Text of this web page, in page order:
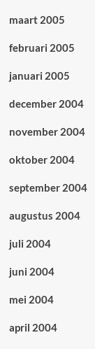
maart 2005
februari 2005
januari 2005
december 2004
november 2004
oktober 2004
september 2004
augustus 2004
juli 2004
juni 2004
mei 2004
april 2004